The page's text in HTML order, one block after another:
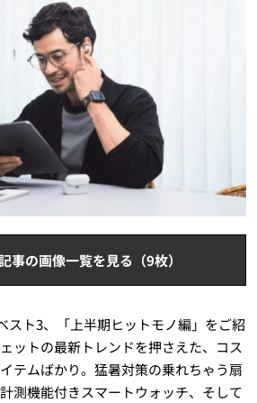
事の画像一覧を見る（9枚）
スト3、「上半期ヒットモノ編」をご紹
ットの最新トレンドを押さえた、コス
テムばかり。猛暑対策の乗れちゃう扇
測機能付きスマートウォッチ、そして